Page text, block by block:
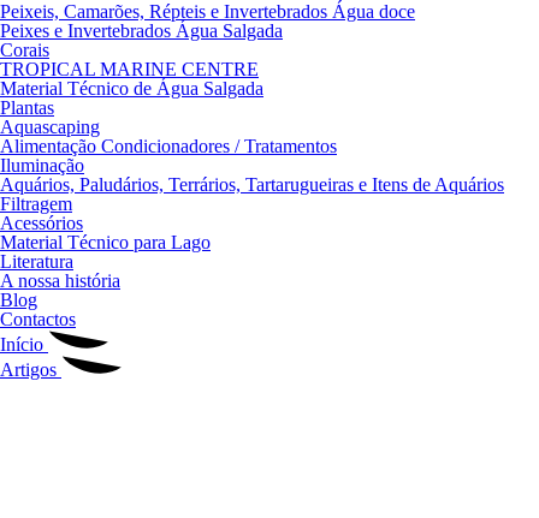
Peixeis, Camarões, Répteis e Invertebrados Água doce
Peixes e Invertebrados Água Salgada
Corais
TROPICAL MARINE CENTRE
Material Técnico de Água Salgada
Plantas
Aquascaping
Alimentação Condicionadores / Tratamentos
Iluminação
Aquários, Paludários, Terrários, Tartarugueiras e Itens de Aquários
Filtragem
Acessórios
Material Técnico para Lago
Literatura
A nossa história
Blog
Contactos
Início
Artigos